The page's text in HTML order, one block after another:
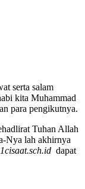
serta salam
kita Muhammad
para pengikutnya.
Tuhan Allah
Nya lah akhirnya
dapat